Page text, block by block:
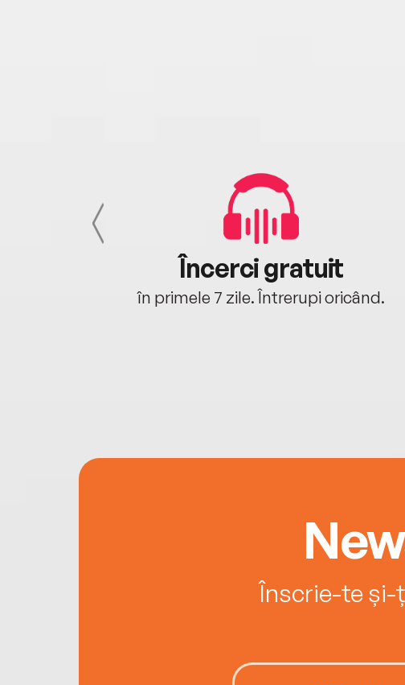
Încerci gratuit
în primele 7 zile. Întrerupi oricând.
Înscrie-te și-